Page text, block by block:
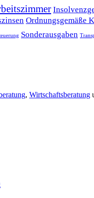
Ordnungsgemäße
Sonderausgaben
, Wirtschaftsberatung